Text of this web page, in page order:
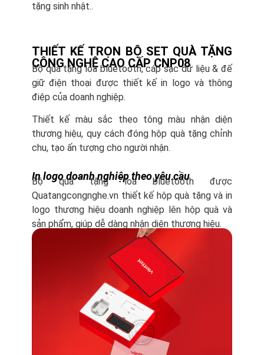
tặng sinh nhật..
THIẾT KẾ TRỌN BỘ SET QUÀ TẶNG
CÔNG NGHỆ CAO CẤP CNP08
Bộ quà tặng loa bluetooth, cáp sạc dữ liệu & đế
giữ điện thoại được thiết kế in logo và thông
điệp của doanh nghiệp.
Thiết kế màu sắc theo tông màu nhận diện
thương hiệu, quy cách đóng hộp quà tặng chỉnh
chu, tạo ấn tượng cho người nhận.
In logo doanh nghiệp theo yêu cầu
Bộ quà tặng loa bluetooth được
Quatangcongnghe.vn thiết kế hộp quà tặng và in
logo thương hiệu doanh nghiệp lên hộp quà và
sản phẩm, giúp dễ dàng nhận diện thương hiệu.